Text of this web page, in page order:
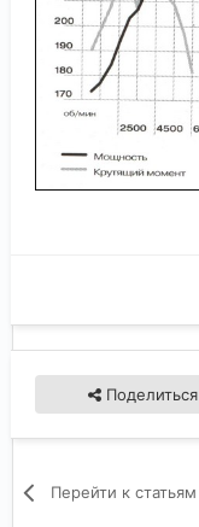
Поделиться
Перейти к статьям